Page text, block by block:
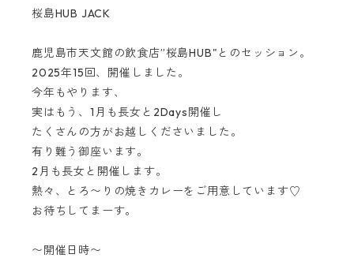
桜島HUB JACK
鹿児島市天文館の飲食店”桜島HUB"とのセッション。
2025年15回、開催しました。
今年もやります、
実はもう、1月も長女と2Days開催し
たくさんの方がお越しくださいました。
有り難う御座います。
2月も長女と開催します。
熱々、とろ〜りの焼きカレーをご用意しています♡
お待ちしてまーす。
〜開催日時〜